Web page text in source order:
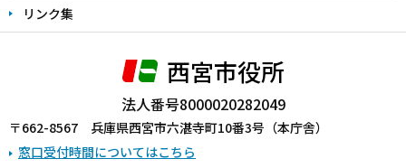
リンク集
西宮市役所
法人番号8000020282049
〒662-8567 兵庫県西宮市六湛寺町10番3号（本庁舎）
窓口受付時間についてはこちら